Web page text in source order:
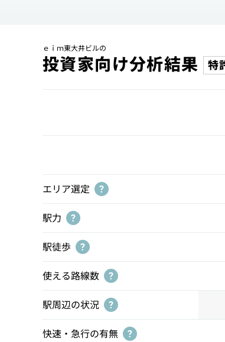
ｅｉｍ東大井ビルの
投資家向け分析結果 特
エリア選定 ?
駅力 ?
駅徒歩 ?
使える路線数 ?
駅周辺の状況 ?
快速・急行の有無 ?